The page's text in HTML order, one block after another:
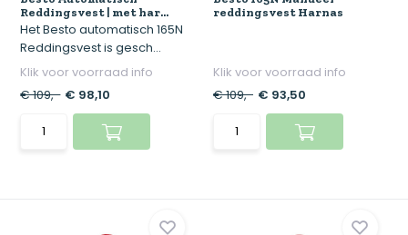
Reddingsvest | met har...
Het Besto automatisch 165N
Reddingsvest is gesch...
Klik voor voorraad info
€ 109,- € 98,10
reddingsvest Harnas
Klik voor voorraad info
€ 109,- € 93,50